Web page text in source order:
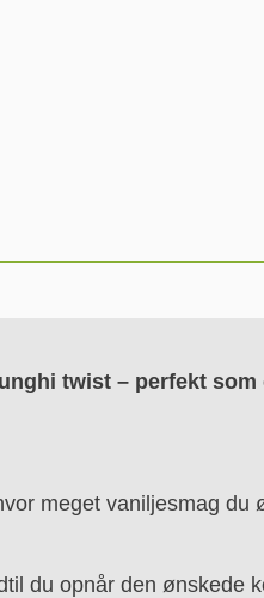
twist – perfekt
meget vaniljesmag du
du opnår den ønskede